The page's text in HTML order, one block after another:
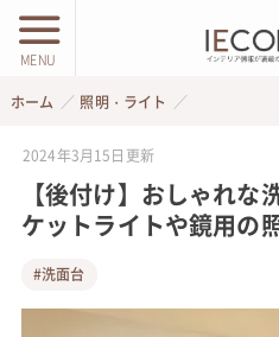
MENU
ホーム 照明・ライト
2024年3月15日 更新
【後付け】おしゃれな
ケットライトや鏡用の
#洗面台